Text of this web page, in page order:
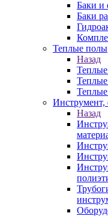
Баки и
Баки
Теплые полы
Назад
Теплые
Инструмент,
Назад